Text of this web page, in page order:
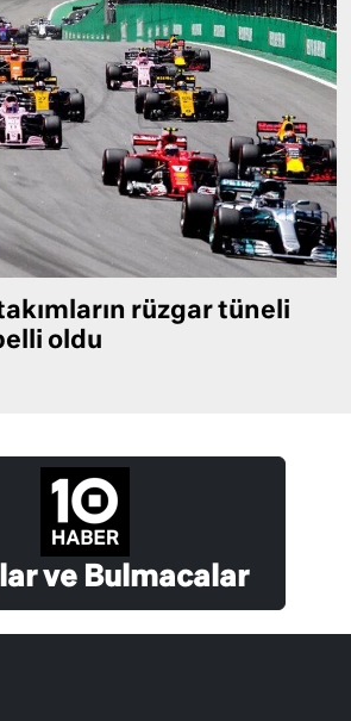
rüzgar tüneli
oldu
ve Bulmacalar